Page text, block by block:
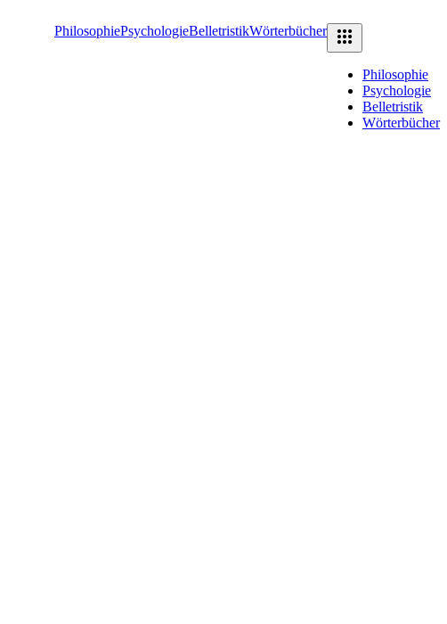
PhilosophiePsychologieBelletristikWörterbücher
Philosophie
Psychologie
Belletristik
Wörterbücher